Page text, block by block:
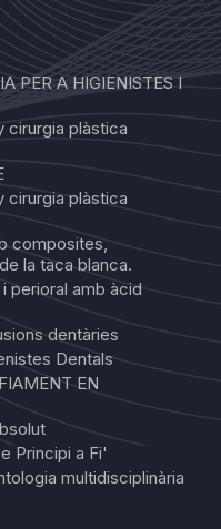
PER A HIGIENISTES I
cirurgia plàstica
cirurgia plàstica
composites,
la taca blanca.
perioral amb àcid
dentàries
Dentals
EN
Principi a Fi'
multidisciplinària